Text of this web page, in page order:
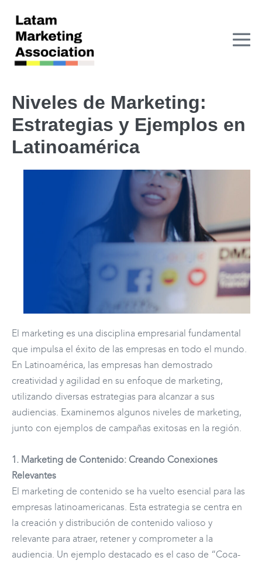
Niveles de Marketing:
Estrategias y Ejemplos en
Latinoamérica
El marketing es una disciplina empresarial fundamental
que impulsa el éxito de las empresas en todo el mundo.
En Latinoamérica, las empresas han demostrado
creatividad y agilidad en su enfoque de marketing,
utilizando diversas estrategias para alcanzar a sus
audiencias. Examinemos algunos niveles de marketing,
junto con ejemplos de campañas exitosas en la región.
1. Marketing de Contenido: Creando Conexiones
Relevantes
El marketing de contenido se ha vuelto esencial para las
empresas latinoamericanas. Esta estrategia se centra en
la creación y distribución de contenido valioso y
relevante para atraer, retener y comprometer a la
audiencia. Un ejemplo destacado es el caso de “Coca-